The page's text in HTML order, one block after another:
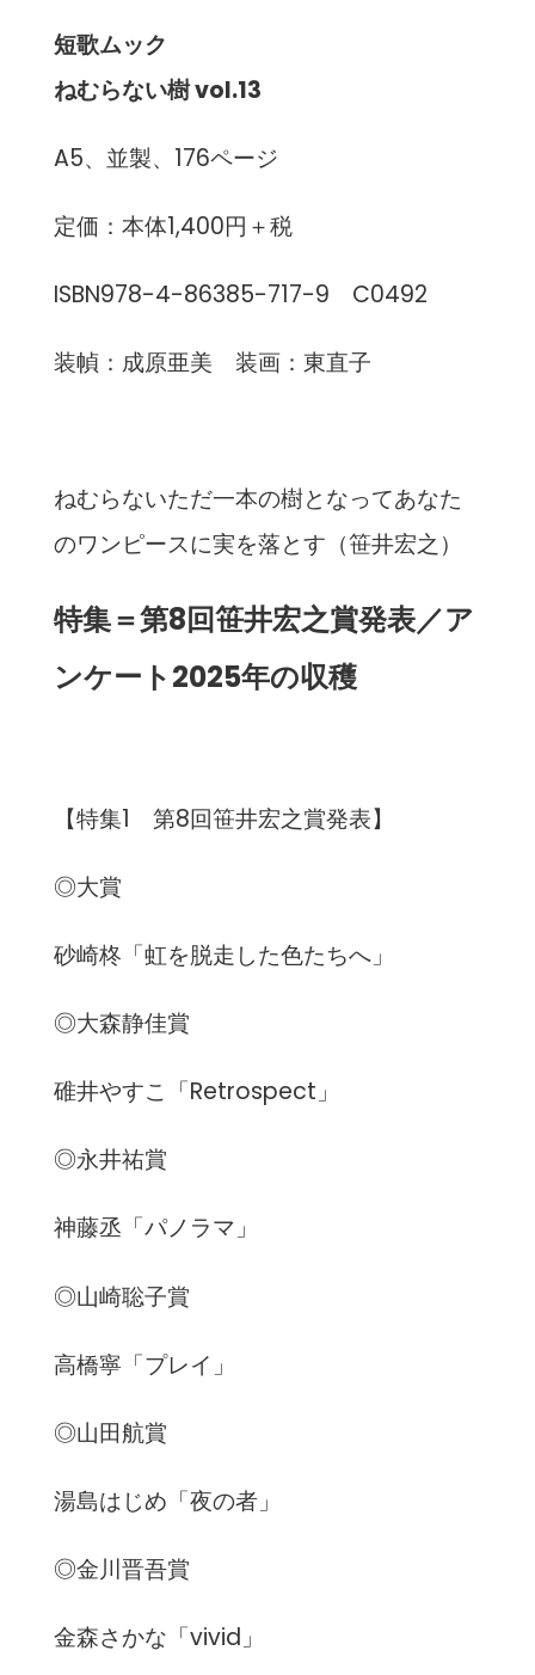
短歌ムック
ねむらない樹 vol.13
A5、並製、176ページ
定価：本体1,400円＋税
ISBN978-4-86385-717-9 C0492
装幀：成原亜美 装画：東直子
ねむらないただ一本の樹となってあなた
のワンピースに実を落とす（笹井宏之）
特集＝第8回笹井宏之賞発表／ア
ンケート2025年の収穫
【特集1 第8回笹井宏之賞発表】
◎大賞
砂崎柊「虹を脱走した色たちへ」
◎大森静佳賞
碓井やすこ「Retrospect」
◎永井祐賞
神藤丞「パノラマ」
◎山崎聡子賞
高橋寧「プレイ」
◎山田航賞
湯島はじめ「夜の者」
◎金川晋吾賞
金森さかな「vivid」